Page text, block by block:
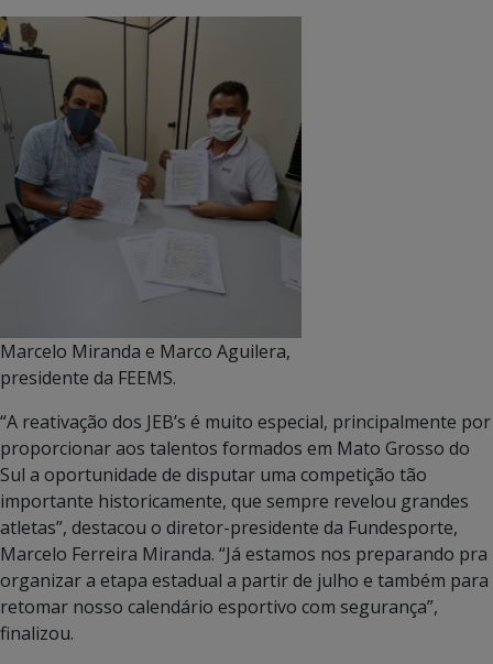
Marcelo Miranda e Marco Aguilera,
presidente da FEEMS.
“A reativação dos JEB’s é muito especial, principalmente por
proporcionar aos talentos formados em Mato Grosso do
Sul a oportunidade de disputar uma competição tão
importante historicamente, que sempre revelou grandes
atletas”, destacou o diretor-presidente da Fundesporte,
Marcelo Ferreira Miranda. “Já estamos nos preparando pra
organizar a etapa estadual a partir de julho e também para
retomar nosso calendário esportivo com segurança”,
finalizou.